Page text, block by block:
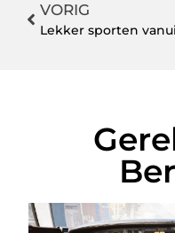
VORIG